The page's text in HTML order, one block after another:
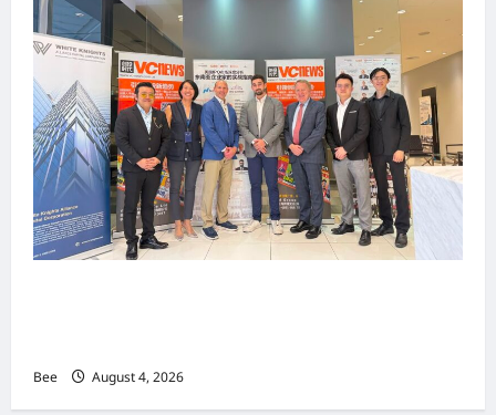
Bee August 4, 2026